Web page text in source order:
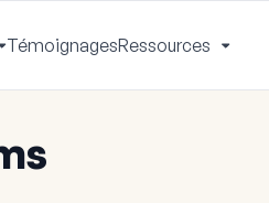
Activer
le
TémoignagesRessources
le